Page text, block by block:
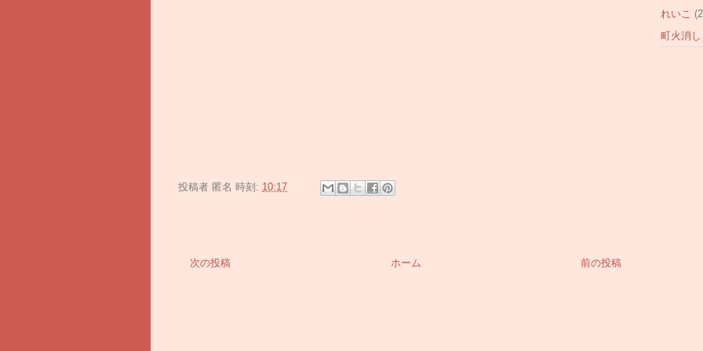
投稿者 匿名 時刻: 10:17
次の投稿 前の投稿
ホーム
れいこ
町火消し